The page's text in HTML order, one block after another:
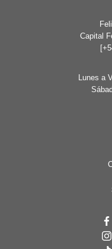
Capital
Lunes a